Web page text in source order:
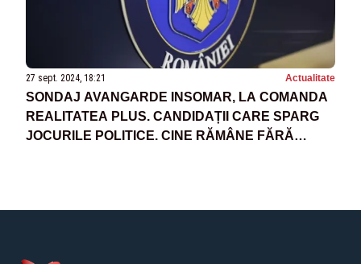
27 sept. 2024, 18:21 Actualitate
SONDAJ AVANGARDE INSOMAR, LA COMANDA
REALITATEA PLUS. CANDIDAȚII CARE SPARG
JOCURILE POLITICE. CINE RĂMÂNE FĂRĂ